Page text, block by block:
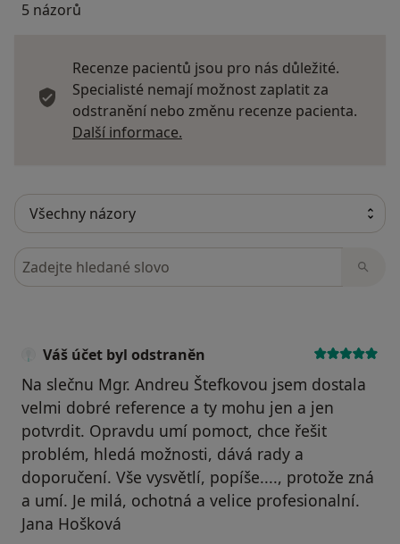
5 názorů
Recenze pacientů jsou pro nás důležité.
Specialisté nemají možnost zaplatit za
odstranění nebo změnu recenze pacienta.
Další informace.
Hledejte v názorech
Váš účet byl odstraněn
Na slečnu Mgr. Andreu Štefkovou jsem dostala
velmi dobré reference a ty mohu jen a jen
potvrdit. Opravdu umí pomoct, chce řešit
problém, hledá možnosti, dává rady a
doporučení. Vše vysvětlí, popíše...., protože zná
a umí. Je milá, ochotná a velice profesionalní.
Jana Hošková